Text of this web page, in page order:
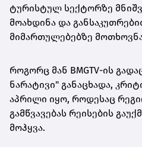
ტურისტულ სექტორზე
მოახდინა და
მიმართულებებზე
როგორც მან BMGTV-ის
ნარატივი" განაცხადა,
აპრილი იყო, როდესაც
გამწვავებას რეისების
მოჰყვა.